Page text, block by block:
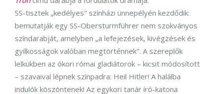
SS-tisztek „kedélyes" színházi ünnepélyén kezdődik:
bemutatják egy SS-Obersturmführer nem szokványos
színdarabját, amelyben „a lefejezések, kivégzések és
gyilkosságok valóban megtörténnek". A szereplők
lelkükben az ókori római gladiátorok – kicsit módosított
– szavaival lépnek színpadra: Heil Hitler! A halálba
indulók köszöntenek! Az egykori tanár író-katona